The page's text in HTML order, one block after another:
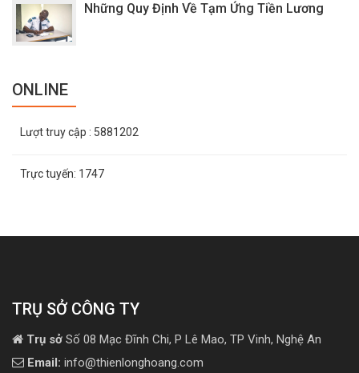
Những Quy Định Về Tạm Ứng Tiền Lương
ONLINE
Lượt truy cập : 5881202
Trực tuyến: 1747
TRỤ SỞ CÔNG TY
Trụ sở Số 08 Mạc Đĩnh Chi, P Lê Mao, TP Vinh, Nghệ An
Email: info@thienlonghoang.com